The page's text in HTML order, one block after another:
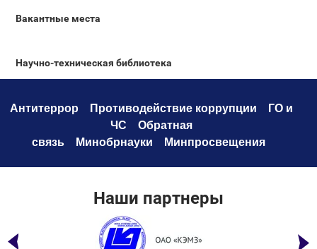
Вакантные места
Научно-техническая библиотека
Антитеррор Противодействие коррупции
ГО и
ЧС
Обратная
связь
Минобрнауки Минпросвещения
Наши партнеры